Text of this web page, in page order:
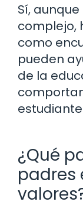
Sí,
complejo,
como
pueden
de la
¿Qué
padres